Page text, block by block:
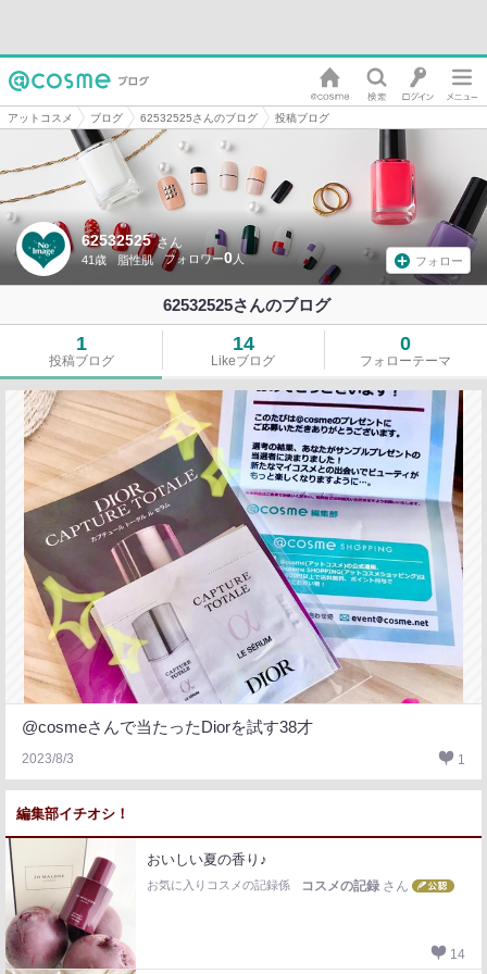
アットコスメ ブログ 62532525さんのブログ 投稿ブログ
62532525 さん
41歳 脂性肌 0 フォロー
62532525さんのブログ
1
投稿ブログ
14
Likeブログ
0
フォローテーマ
@cosmeさんで当たったDiorを試す38才
2023/8/3 1
編集部イチオシ！
おいしい夏の香り♪
お気に入りコスメの記録係 コスメの記録 さん
14